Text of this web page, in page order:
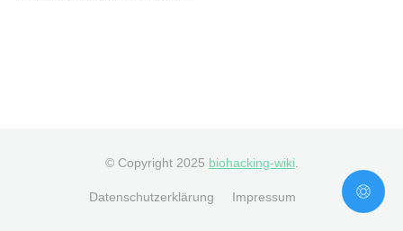
© Copyright 2025 biohacking-wiki
Datenschutzerklärung Impressum